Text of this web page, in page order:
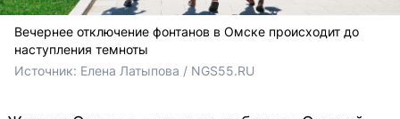
Вечернее отключение фонтанов в Омске происходит до
наступления темноты
Источник: Елена Латыпова / NGS55.RU